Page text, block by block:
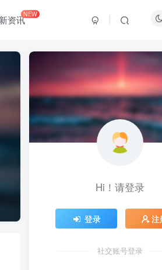
资讯NEW
Hi！请登录
登录 注
社交账号登录